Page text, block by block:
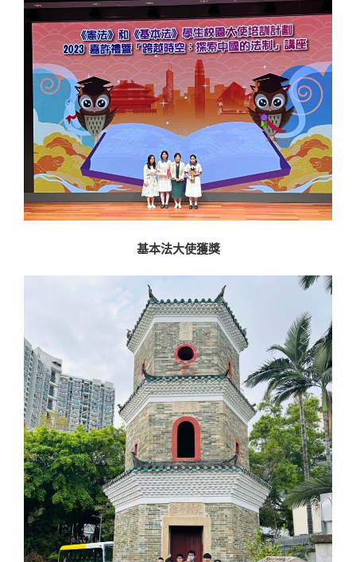
基本法大使獲獎